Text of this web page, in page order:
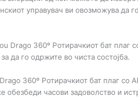
управувач ви овозможува да
Drago 360º Ротирачкиот бат плаг
да го одржите во чиста состојба.
360º Ротирачкиот бат плаг со
обезбеди часови задоволство и